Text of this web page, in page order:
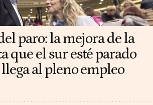
paro: la mejora de la
que el sur esté parado
al pleno empleo